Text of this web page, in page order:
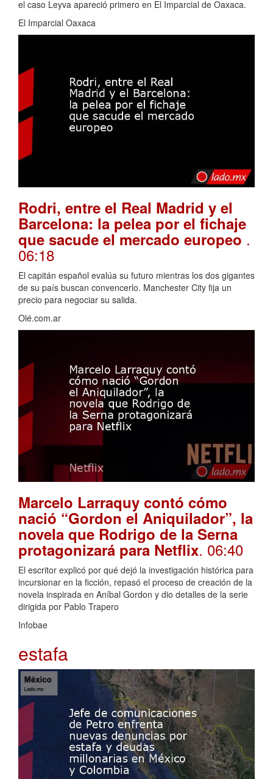
el caso Leyva apareció primero en El Imparcial de Oaxaca.
El Imparcial Oaxaca
Rodri, entre el Real Madrid y el
Barcelona: la pelea por el fichaje
que sacude el mercado europeo .
06:18
El capitán español evalúa su futuro mientras los dos gigantes
de su país buscan convencerlo. Manchester City fija un
precio para negociar su salida.
Olé.com.ar
Marcelo Larraquy contó cómo
nació “Gordon el Aniquilador”, la
novela que Rodrigo de la Serna
protagonizará para Netflix. 06:40
El escritor explicó por qué dejó la investigación histórica para
incursionar en la ficción, repasó el proceso de creación de la
novela inspirada en Aníbal Gordon y dio detalles de la serie
dirigida por Pablo Trapero
Infobae
estafa